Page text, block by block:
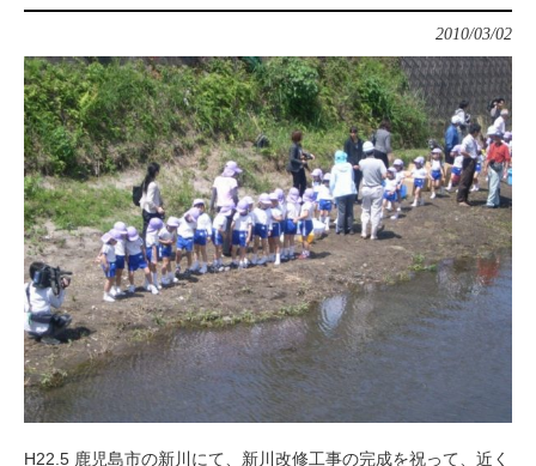
2010/03/02
H22.5 鹿児島市の新川にて、新川改修工事の完成を祝って、近く